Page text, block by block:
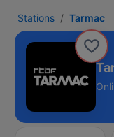
Stations Tarmac